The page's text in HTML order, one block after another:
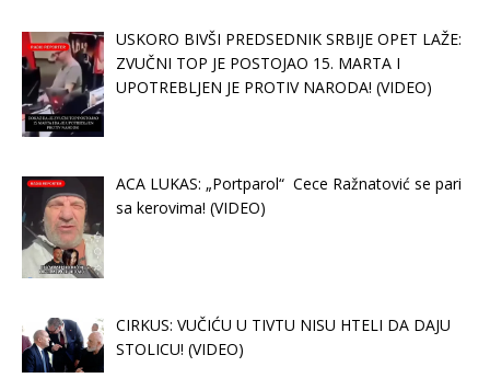
USKORO BIVŠI PREDSEDNIK SRBIJE OPET LAŽE:
ZVUČNI TOP JE POSTOJAO 15. MARTA I
UPOTREBLJEN JE PROTIV NARODA! (VIDEO)
ACA LUKAS: „Portparol“ Cece Ražnatović se pari
sa kerovima! (VIDEO)
CIRKUS: VUČIĆU U TIVTU NISU HTELI DA DAJU
STOLICU! (VIDEO)